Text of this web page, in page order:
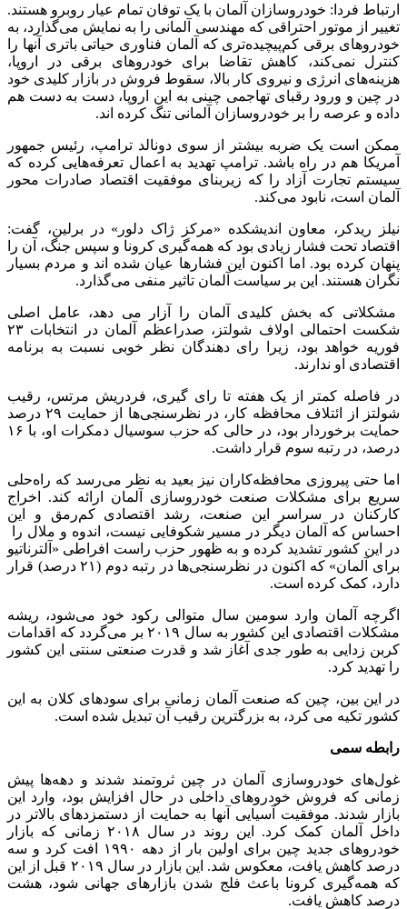
ارتباط فردا: خودروسازان آلمان با یک توفان تمام عیار روبرو هستند.
تغییر از موتور احتراقی که مهندسی آلمانی را به نمایش می‌گذارد، به
خودروهای برقی کم‌پیچیده‌تری که آلمان فناوری حیاتی باتری آنها را
کنترل نمی‌کند، کاهش تقاضا برای خودروهای برقی در اروپا،
هزینه‌های انرژی و نیروی کار بالا، سقوط فروش در بازار کلیدی خود
در چین و ورود رقبای تهاجمی چینی به این اروپا، دست به دست هم
داده و عرصه را بر خودروسازان آلمانی تنگ کرده اند.
ممکن است یک ضربه بیشتر از سوی دونالد ترامپ، رئیس جمهور
آمریکا هم در راه باشد. ترامپ تهدید به اعمال تعرفه‌هایی کرده که
سیستم تجارت آزاد را که زیربنای موفقیت اقتصاد صادرات محور
آلمان است، نابود می‌کند.
نیلز ریدکر، معاون اندیشکده «مرکز ژاک دلور» در برلین، گفت:
اقتصاد تحت فشار زیادی بود که همه‌گیری کرونا و سپس جنگ، آن را
پنهان کرده بود. اما اکنون این فشارها عیان شده اند و مردم بسیار
نگران هستند. این بر سیاست آلمان تاثیر منفی می‌گذارد.
مشکلاتی که بخش کلیدی آلمان را آزار می دهد، عامل اصلی
شکست احتمالی اولاف شولتز، صدراعظم آلمان در انتخابات ۲۳
فوریه خواهد بود، زیرا رای دهندگان نظر خوبی نسبت به برنامه
اقتصادی او ندارند.
در فاصله کمتر از یک هفته تا رای گیری، فردریش مرتس، رقیب
شولتز از ائتلاف محافظه کار، در نظرسنجی‌ها از حمایت ۲۹ درصد
حمایت برخوردار بود، در حالی که حزب سوسیال دمکرات او، با ۱۶
درصد، در رتبه سوم قرار داشت.
اما حتی پیروزی محافظه‌کاران نیز بعید به نظر می‌رسد که راه‌حلی
سریع برای مشکلات صنعت خودروسازی آلمان ارائه کند. اخراج
کارکنان در سراسر این صنعت، رشد اقتصادی کم‌رمق و این
احساس که آلمان دیگر در مسیر شکوفایی نیست، اندوه و ملال را
در این کشور تشدید کرده و به ظهور حزب راست افراطی «آلترناتیو
برای آلمان» که اکنون در نظرسنجی‌ها در رتبه دوم (۲۱ درصد) قرار
دارد، کمک کرده است.
اگرچه آلمان وارد سومین سال متوالی رکود خود می‌شود، ریشه
مشکلات اقتصادی این کشور به سال ۲۰۱۹ بر می‌گردد که اقدامات
کربن زدایی به طور جدی آغاز شد و قدرت صنعتی سنتی این کشور
را تهدید کرد.
در این بین، چین که صنعت آلمان زمانی برای سودهای کلان به این
کشور تکیه می کرد، به بزرگترین رقیب آن تبدیل شده است.
رابطه سمی
غول‌های خودروسازی آلمان در چین ثروتمند شدند و دهه‌ها پیش
زمانی که فروش خودروهای داخلی در حال افزایش بود، وارد این
بازار شدند. موفقیت آسیایی آنها به حمایت از دستمزدهای بالاتر در
داخل آلمان کمک کرد. این روند در سال ۲۰۱۸ زمانی که بازار
خودروهای جدید چین برای اولین بار از دهه ۱۹۹۰ افت کرد و سه
درصد کاهش یافت، معکوس شد. این بازار در سال ۲۰۱۹ قبل از این
که همه‌گیری کرونا باعث فلج شدن بازارهای جهانی شود، هشت
درصد کاهش یافت.